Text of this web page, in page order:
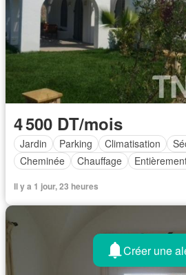
4 500 DT/mois
Jardin Parking Climatisation
Cheminée
Chauffage
Il y a 1 jour, 23 heures
Créer une